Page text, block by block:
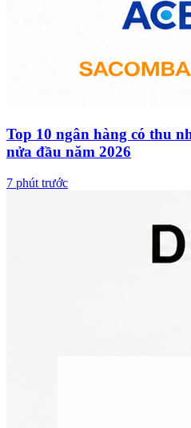
Top 10 ngân hàng có thu
nửa đầu năm 2026
7 phút trước